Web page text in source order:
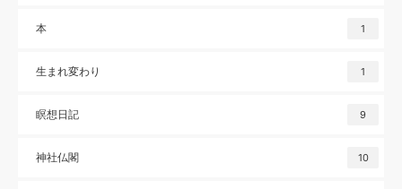
本 1
生まれ変わり 1
瞑想日記 9
神社仏閣 10